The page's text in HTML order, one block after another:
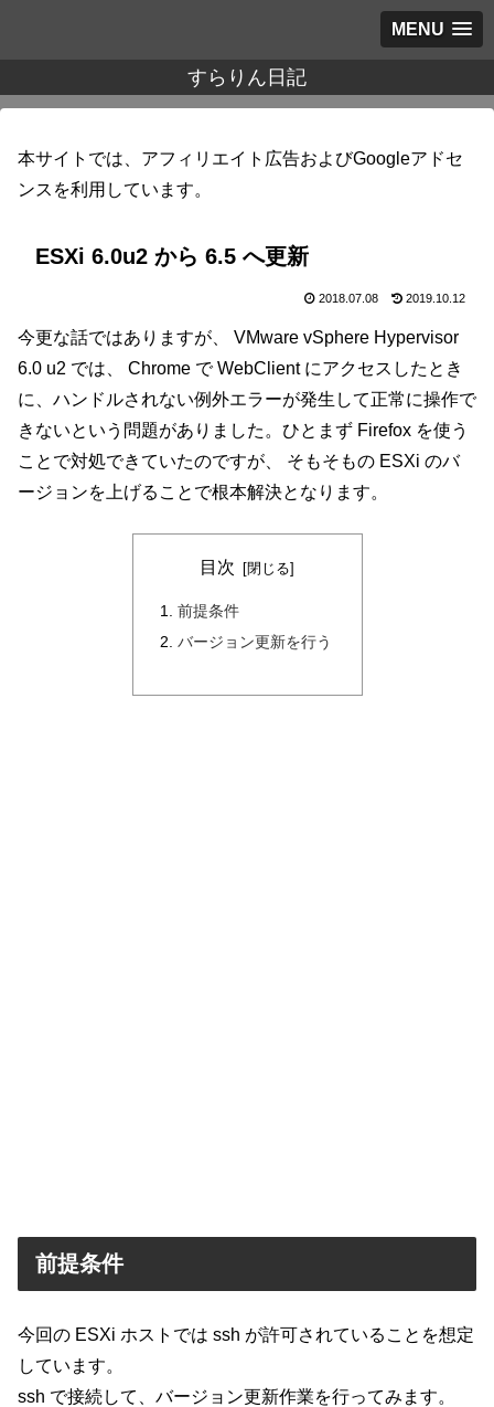
MENU
すらりん日記
本サイトでは、アフィリエイト広告およびGoogleアドセ
ンスを利用しています。
ESXi 6.0u2 から 6.5 へ更新
2018.07.08 2019.10.12
今更な話ではありますが、 VMware vSphere Hypervisor
6.0 u2 では、 Chrome で WebClient にアクセスしたとき
に、ハンドルされない例外エラーが発生して正常に操作で
きないという問題がありました。ひとまず Firefox を使う
ことで対処できていたのですが、 そもそもの ESXi のバ
ージョンを上げることで根本解決となります。
目次
前提条件
バージョン更新を行う
前提条件
今回の ESXi ホストでは ssh が許可されていることを想定
しています。
ssh で接続して、バージョン更新作業を行ってみます。